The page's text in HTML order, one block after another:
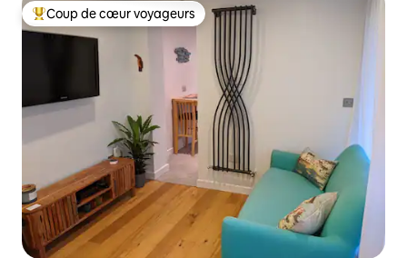
Coups de cœur voyageurs les plus appréciés
Coup de cœur voyageurs